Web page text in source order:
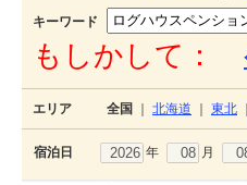
キーワード
もしかして：
エリア 全国 北海道 東北
宿泊日 年 月